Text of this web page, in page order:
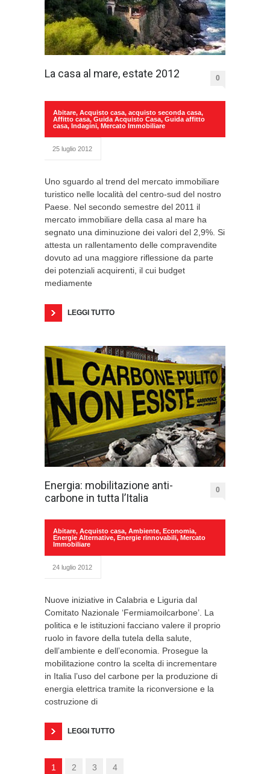
La casa al mare, estate 2012 0
Abitare, Acquisto casa, acquisto seconda casa,
Affitto casa, Guida Acquisto Casa, Guida affitto
casa, Indagini, Mercato Immobiliare
25 luglio 2012
Uno sguardo al trend del mercato immobiliare
turistico nelle località del centro-sud del nostro
Paese. Nel secondo semestre del 2011 il
mercato immobiliare della casa al mare ha
segnato una diminuzione dei valori del 2,9%. Si
attesta un rallentamento delle compravendite
dovuto ad una maggiore riflessione da parte
dei potenziali acquirenti, il cui budget
mediamente
LEGGI TUTTO
Energia: mobilitazione anti-
carbone in tutta l’Italia
0
Abitare, Acquisto casa, Ambiente, Economia,
Energie Alternative, Energie rinnovabili, Mercato
Immobiliare
24 luglio 2012
Nuove iniziative in Calabria e Liguria dal
Comitato Nazionale ‘Fermiamoilcarbone’. La
politica e le istituzioni facciano valere il proprio
ruolo in favore della tutela della salute,
dell’ambiente e dell’economia. Prosegue la
mobilitazione contro la scelta di incrementare
in Italia l’uso del carbone per la produzione di
energia elettrica tramite la riconversione e la
costruzione di
LEGGI TUTTO
1 2 3 4